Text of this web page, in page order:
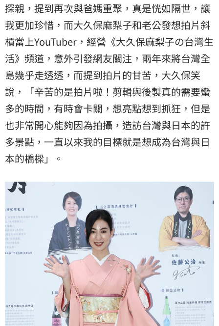
探親，提到再次與爸媽重聚，真是恍如隔世，讓
我更加珍惜，而大久保麻梨子和老公發想拍片斜
槓當上YouTuber，經營《大久保麻梨子の台灣生
活》頻道，意外引發網友關注，兩年來將台灣全
島幾乎走透透，而提到拍片的甘苦，大久保笑
說，「辛苦的是拍片啦！剪輯與後製真的需要蠻
多的時間，有時會卡關，想亮點想到抓狂，但是
也非常開心能夠因為拍攝，造訪台灣與日本的許
多景點，一直以來我的目標就是想成為台灣與日
本的橋樑」。